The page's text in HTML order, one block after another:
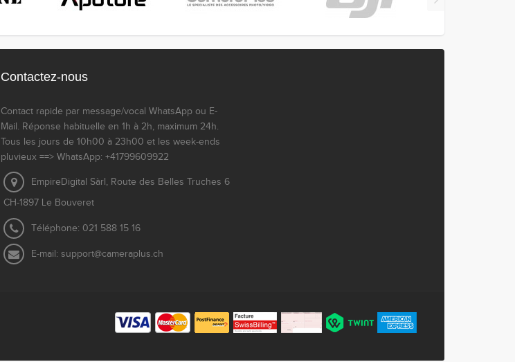
Contactez-nous
Contact rapide par message/vocal WhatsApp ou E-
Mail. Réponse habituelle en 1h à 2h, maximum 24h.
Tous les jours de 10h00 à 23h00 et les week-ends
pluvieux ==> WhatsApp: +41799609922
EmpireDigital Sàrl, Route des Belles Truches 6
CH-1897 Le Bouveret
Téléphone: 021 588 15 16
E-mail: support@cameraplus.ch